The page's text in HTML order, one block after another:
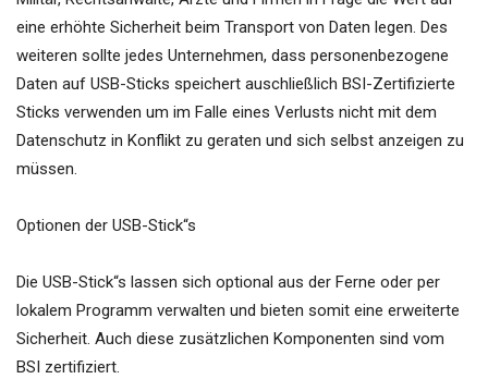
eine erhöhte Sicherheit beim Transport von Daten legen. Des
weiteren sollte jedes Unternehmen, dass personenbezogene
Daten auf USB-Sticks speichert auschließlich BSI-Zertifizierte
Sticks verwenden um im Falle eines Verlusts nicht mit dem
Datenschutz in Konflikt zu geraten und sich selbst anzeigen zu
müssen.
Optionen der USB-Stick“s
Die USB-Stick“s lassen sich optional aus der Ferne oder per
lokalem Programm verwalten und bieten somit eine erweiterte
Sicherheit. Auch diese zusätzlichen Komponenten sind vom
BSI zertifiziert.